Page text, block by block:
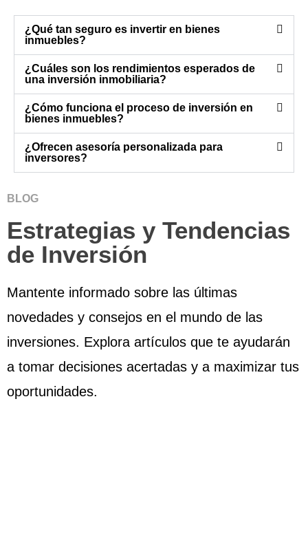
¿Qué tan seguro es invertir en bienes
inmuebles?
¿Cuáles son los rendimientos esperados de
una inversión inmobiliaria?
¿Cómo funciona el proceso de inversión en
bienes inmuebles?
¿Ofrecen asesoría personalizada para
inversores?
BLOG
Estrategias y Tendencias
de Inversión
Mantente informado sobre las últimas
novedades y consejos en el mundo de las
inversiones. Explora artículos que te ayudarán
a tomar decisiones acertadas y a maximizar tus
oportunidades.